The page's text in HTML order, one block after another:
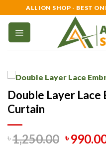
to
content
ALLION SHOP - BEST
Double Layer
Curtain
৳1,250.00 ৳